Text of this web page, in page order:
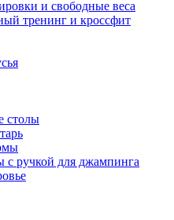
и свободные веса
тренинг и кроссфит
столы
с ручкой для джампинга